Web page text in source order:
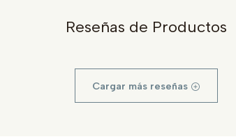
Reseñas de Productos
Cargar más reseñas